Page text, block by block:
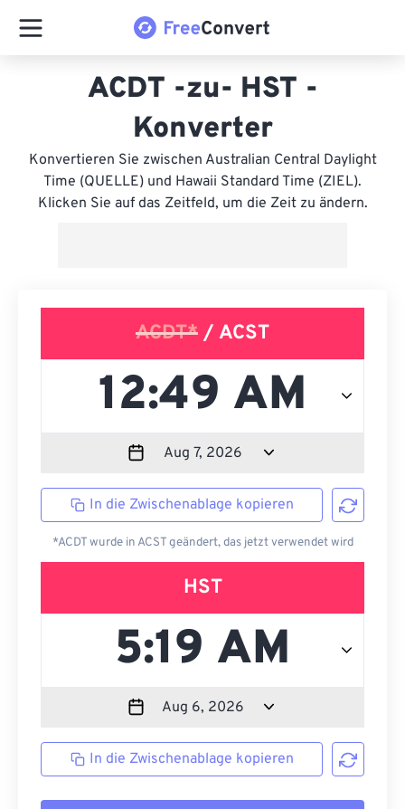
ACDT -zu- HST -
Konverter
Konvertieren Sie zwischen Australian Central Daylight
Time (QUELLE) und Hawaii Standard Time (ZIEL).
Klicken Sie auf das Zeitfeld, um die Zeit zu ändern.
ACDT* / ACST
In die Zwischenablage kopieren
*ACDT wurde in ACST geändert, das jetzt verwendet wird
HST
In die Zwischenablage kopieren